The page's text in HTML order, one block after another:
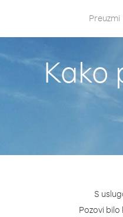
Preuzmi
Kako
S
Pozovi bilo